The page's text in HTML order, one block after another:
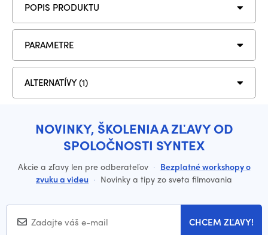
POPIS PRODUKTU
PARAMETRE
ALTERNATÍVY (1)
NOVINKY, ŠKOLENIA A ZĽAVY OD
SPOLOČNOSTI SYNTEX
Akcie a zľavy len pre odberateľov · Bezplatné workshopy o
zvuku a videu · Novinky a tipy zo sveta filmovania
CHCEM ZĽAVY!